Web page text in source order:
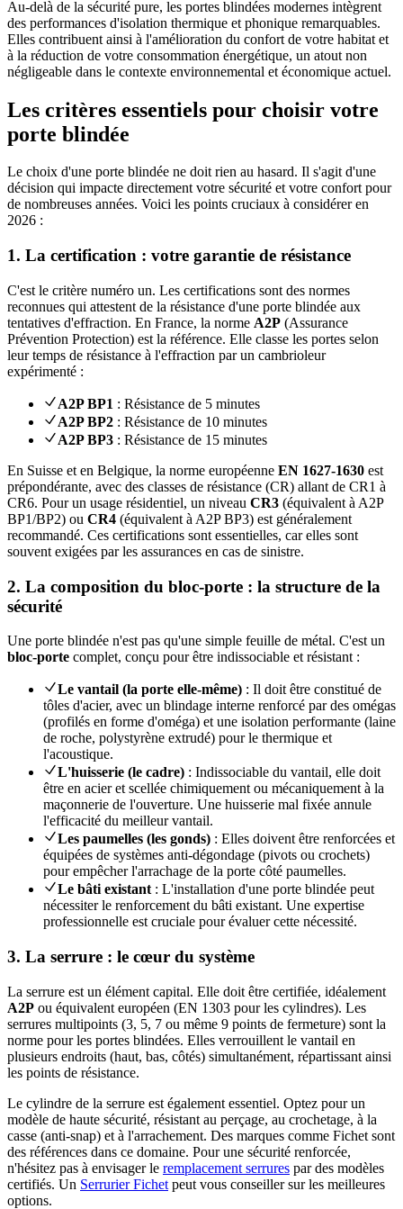
Au-delà de la sécurité pure, les portes blindées modernes intègrent
des performances d'isolation thermique et phonique remarquables.
Elles contribuent ainsi à l'amélioration du confort de votre habitat et
à la réduction de votre consommation énergétique, un atout non
négligeable dans le contexte environnemental et économique actuel.
Les critères essentiels pour choisir votre
porte blindée
Le choix d'une porte blindée ne doit rien au hasard. Il s'agit d'une
décision qui impacte directement votre sécurité et votre confort pour
de nombreuses années. Voici les points cruciaux à considérer en
2026 :
1. La certification : votre garantie de résistance
C'est le critère numéro un. Les certifications sont des normes
reconnues qui attestent de la résistance d'une porte blindée aux
tentatives d'effraction. En France, la norme A2P (Assurance
Prévention Protection) est la référence. Elle classe les portes selon
leur temps de résistance à l'effraction par un cambrioleur
expérimenté :
A2P BP1 : Résistance de 5 minutes
A2P BP2 : Résistance de 10 minutes
A2P BP3 : Résistance de 15 minutes
En Suisse et en Belgique, la norme européenne EN 1627-1630 est
prépondérante, avec des classes de résistance (CR) allant de CR1 à
CR6. Pour un usage résidentiel, un niveau CR3 (équivalent à A2P
BP1/BP2) ou CR4 (équivalent à A2P BP3) est généralement
recommandé. Ces certifications sont essentielles, car elles sont
souvent exigées par les assurances en cas de sinistre.
2. La composition du bloc-porte : la structure de la
sécurité
Une porte blindée n'est pas qu'une simple feuille de métal. C'est un
bloc-porte complet, conçu pour être indissociable et résistant :
Le vantail (la porte elle-même) : Il doit être constitué de
tôles d'acier, avec un blindage interne renforcé par des omégas
(profilés en forme d'oméga) et une isolation performante (laine
de roche, polystyrène extrudé) pour le thermique et
l'acoustique.
L'huisserie (le cadre) : Indissociable du vantail, elle doit
être en acier et scellée chimiquement ou mécaniquement à la
maçonnerie de l'ouverture. Une huisserie mal fixée annule
l'efficacité du meilleur vantail.
Les paumelles (les gonds) : Elles doivent être renforcées et
équipées de systèmes anti-dégondage (pivots ou crochets)
pour empêcher l'arrachage de la porte côté paumelles.
Le bâti existant : L'installation d'une porte blindée peut
nécessiter le renforcement du bâti existant. Une expertise
professionnelle est cruciale pour évaluer cette nécessité.
3. La serrure : le cœur du système
La serrure est un élément capital. Elle doit être certifiée, idéalement
A2P ou équivalent européen (EN 1303 pour les cylindres). Les
serrures multipoints (3, 5, 7 ou même 9 points de fermeture) sont la
norme pour les portes blindées. Elles verrouillent le vantail en
plusieurs endroits (haut, bas, côtés) simultanément, répartissant ainsi
les points de résistance.
Le cylindre de la serrure est également essentiel. Optez pour un
modèle de haute sécurité, résistant au perçage, au crochetage, à la
casse (anti-snap) et à l'arrachement. Des marques comme Fichet sont
des références dans ce domaine. Pour une sécurité renforcée,
n'hésitez pas à envisager le remplacement serrures par des modèles
certifiés. Un Serrurier Fichet peut vous conseiller sur les meilleures
options.